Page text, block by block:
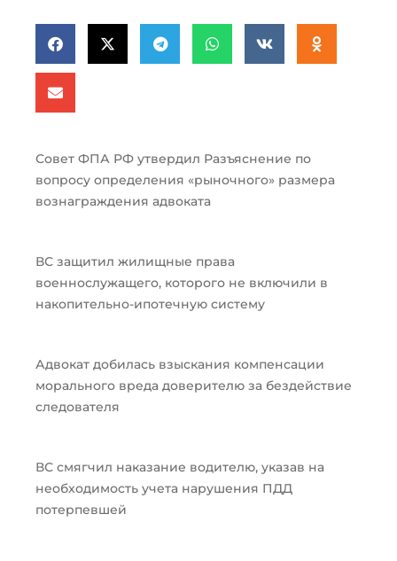
Совет ФПА РФ утвердил Разъяснение по
вопросу определения «рыночного» размера
вознаграждения адвоката
ВС защитил жилищные права
военнослужащего, которого не включили в
накопительно-ипотечную систему
Адвокат добилась взыскания компенсации
морального вреда доверителю за бездействие
следователя
ВС смягчил наказание водителю, указав на
необходимость учета нарушения ПДД
потерпевшей